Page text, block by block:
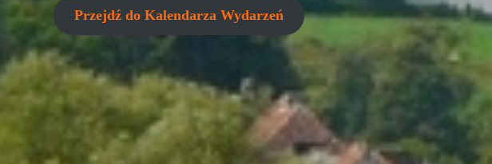
Przejdź do Kalendarza Wydarzeń